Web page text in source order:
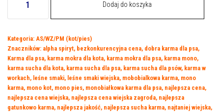
Wiejska
Zagroda
Kurczak
200g
Dodaj do koszyka
Kategoria: AS/WZ/PM (kot/pies)
Znaczników: alpha spiryt, bezkonkurencyjna cena, dobra karma dla psa,
Karma dla psa, karma mokra dla kota, karma mokra dla psa, karma mono,
karma sucha dla kota, karma sucha dla psa, karma sucha dla psów, karma w
workach, leśne smaki, leśne smaki wiejska, mobobialkowa karma, mono
karma, mono kot, mono pies, monobiałkowa karma dla psa, najlepsza cena,
najlepsza cena wiejska, najlepsza cena wiejska zagroda, najlepsza
gatunkowo karma, najlepsza jakość, najlepsza sucha karma, najtaniej wiejska,